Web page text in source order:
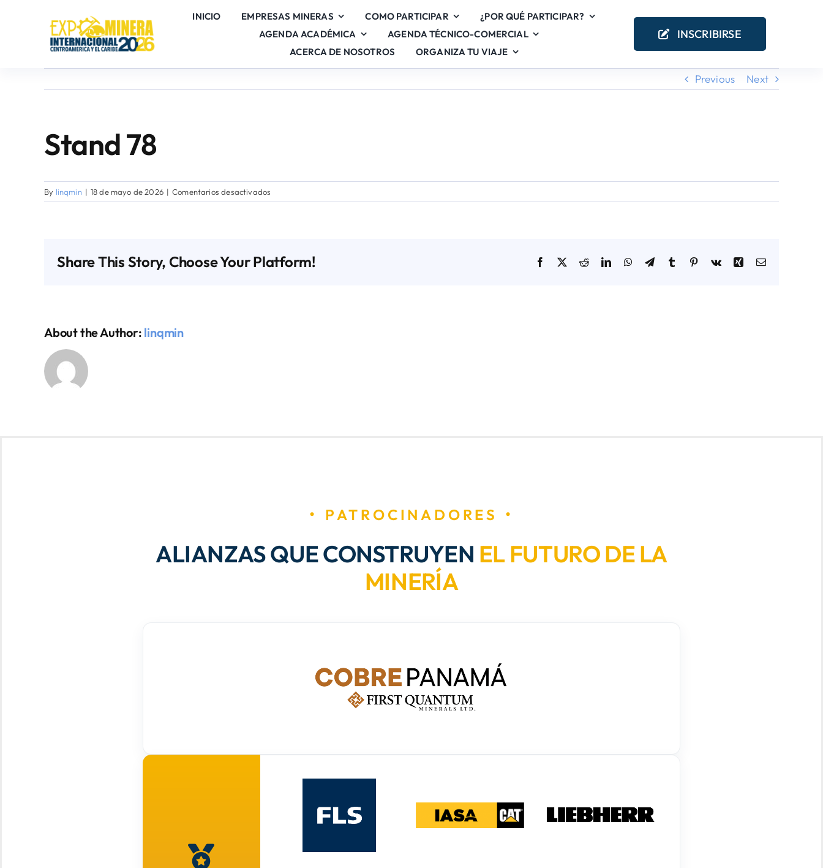
INICIO EMPRESAS MINERAS COMO PARTICIPAR
¿POR QUÉ PARTICIPAR?
AGENDA ACADÉMICA
AGENDA TÉCNICO-COMERCIAL
ACERCA DE NOSOTROS
ORGANIZA TU VIAJE
INSCRIBIRSE
Previous Next
Stand 78
By linqmin | 18 de mayo de 2026 | Comentarios desactivados
Stand
Share This Story, Choose Your Platform! Facebook RedditLinkedInWhatsApp
TelegramTumblr Pinterest
Vk Xing Email
About the Author: linqmin
PATROCINADORES
ALIANZAS QUE CONSTRUYEN EL FUTURO DE LA
MINERÍA